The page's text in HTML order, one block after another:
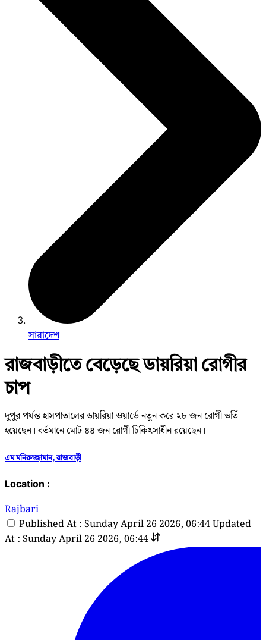
সারাদেশ
রাজবাড়ীতে বেড়েছে ডায়রিয়া রোগীর
চাপ
দুপুর পর্যন্ত হাসপাতালের ডায়রিয়া ওয়ার্ডে নতুন করে ২৮ জন রোগী ভর্তি
হয়েছেন। বর্তমানে মোট ৪৪ জন রোগী চিকিৎসাধীন রয়েছেন।
এম মনিরুজ্জামান, রাজবাড়ী
Location :
Rajbari
Published At : Sunday April 26 2026, 06:44Updated
At : Sunday April 26 2026, 06:44